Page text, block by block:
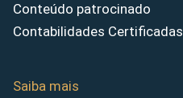
Conteúdo patrocinado
Contabilidades Certificadas
Saiba mais